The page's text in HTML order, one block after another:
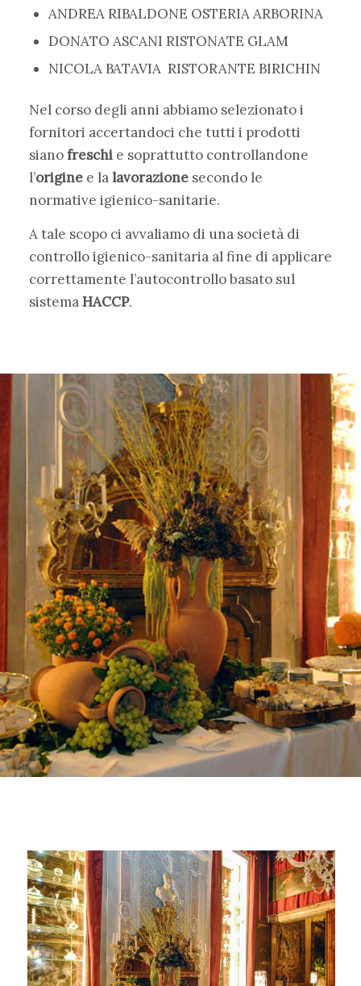
ANDREA RIBALDONE OSTERIA ARBORINA
DONATO ASCANI RISTONATE GLAM
NICOLA BATAVIA RISTORANTE BIRICHIN
Nel corso degli anni abbiamo selezionato i
fornitori accertandoci che tutti i prodotti
sianofreschie soprattutto controllandone
l’originee la lavorazionesecondo le
normative igienico-sanitarie.
A tale scopo ci avvaliamo di una società di
controllo igienico-sanitaria al fine di applicare
correttamente l’autocontrollo basato sul
sistemaHACCP.